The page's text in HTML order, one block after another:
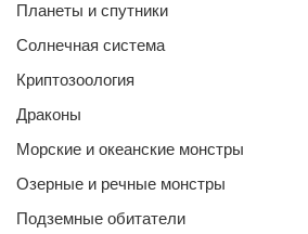
Планеты и спутники
Солнечная система
Криптозоология
Драконы
Морские и океанские монстры
Озерные и речные монстры
Подземные обитатели